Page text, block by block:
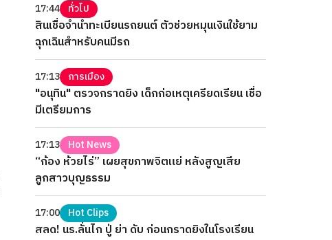
17:44 ทั่วไป
สินเชื่อจำนำทะเบียนรถยนต์ ตัวช่วยหมุนเงินใช้ยาม
ฉุกเฉินสำหรับคนมีรถ
17:13 การเมือง
"อนุทิน" ตรวจกราดยิง เด็กก่อเหตุเครียดเรียน เชื่อ
มีเตรียมการ
17:13 Hot News
“ก้อง ห้วยไร่” เผยสุขภาพจิตแย่ หลังสูญเสีย
ลูกสาวบุญธรรม
17:00 Hot Clips
สลด! นร.ลั่นไก ปู่ ย่า ดับ ก่อนกราดยิงในโรงเรียน